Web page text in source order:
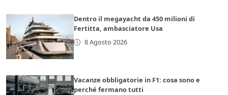
Dentro il megayacht da 450 milioni di
Fertitta, ambasciatore Usa
8 Agosto 2026
Vacanze obbligatorie in F1: cosa sono e
perché fermano tutti